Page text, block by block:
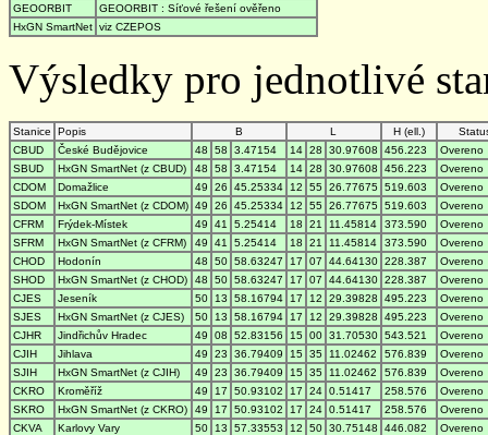
GEOORBIT
GEOORBIT : Síťové řešení ověřeno
HxGN SmartNet viz CZEPOS
Výsledky pro jednotlivé
Stanice Popis B L H (ell.)
CBUD
České Budějovice 48 58 3.47154 14 28 30.97608 456.223
Overeno
SBUD
HxGN SmartNet (z CBUD) 48 58 3.47154 14 28 30.97608 456.223
Overeno
CDOM
Domažlice 49 26 45.25334 12 55 26.77675 519.603
Overeno
SDOM
HxGN SmartNet (z CDOM) 49 26 45.25334 12 55 26.77675 519.603
Overeno
CFRM
Frýdek-Místek 49 41 5.25414 18 21 11.45814 373.590
Overeno
SFRM
HxGN SmartNet (z CFRM) 49 41 5.25414 18 21 11.45814 373.590
Overeno
CHOD
Hodonín 48 50 58.63247 17 07 44.64130 228.387
Overeno
SHOD
HxGN SmartNet (z CHOD) 48 50 58.63247 17 07 44.64130 228.387
Overeno
CJES
Jeseník 50 13 58.16794 17 12 29.39828 495.223
Overeno
SJES
HxGN SmartNet (z CJES) 50 13 58.16794 17 12 29.39828 495.223
Overeno
CJHR
Jindřichův Hradec 49 08 52.83156 15 00 31.70530 543.521
Overeno
CJIH
Jihlava 49 23 36.79409 15 35 11.02462 576.839
Overeno
SJIH
HxGN SmartNet (z CJIH) 49 23 36.79409 15 35 11.02462 576.839
Overeno
CKRO
Kroměříž 49 17 50.93102 17 24 0.51417 258.576
Overeno
SKRO
HxGN SmartNet (z CKRO) 49 17 50.93102 17 24 0.51417 258.576
Overeno
CKVA
Karlovy Vary 50 13 57.33553 12 50 30.75148 446.082
Overeno